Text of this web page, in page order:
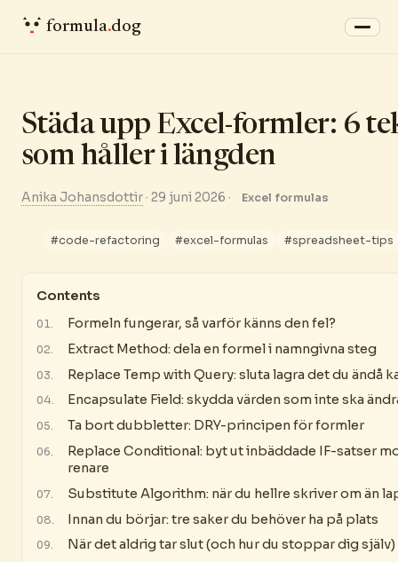
Städa upp Excel-formler: 6
som håller i längden
Anika Johansdottir· 29 juni 2026 · Excel formulas
#code-refactoring #excel-formulas #spreadsheet-tips
Contents
Formeln fungerar, så varför känns den fel?
Extract Method: dela en formel i namngivna steg
Replace Temp with Query: sluta lagra det du ändå
Encapsulate Field: skydda värden som inte ska
Ta bort dubbletter: DRY-principen för formler
Replace Conditional: byt ut inbäddade IF-satser
renare
Substitute Algorithm: när du hellre skriver om än
Innan du börjar: tre saker du behöver ha på plats
När det aldrig tar slut (och hur du stoppar dig själv)
formula.dog